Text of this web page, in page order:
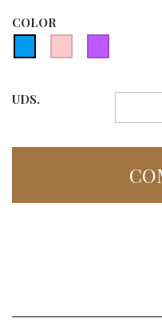
COLOR
UDS.